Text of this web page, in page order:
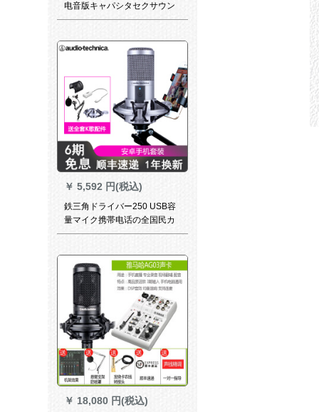
电音版キャパシタセクサウン
ドカード映写客快播呼麦录音K
セスト电音版(赤)
￥ 5,592 円(税込)
鉄三角ドライバー250 USB容
量マイク携帯电话の全国民カ
ラオケ录音パソコ専门マイク
备キーパーが歌うAndroid携带
帯セト
￥ 18,080 円(税込)